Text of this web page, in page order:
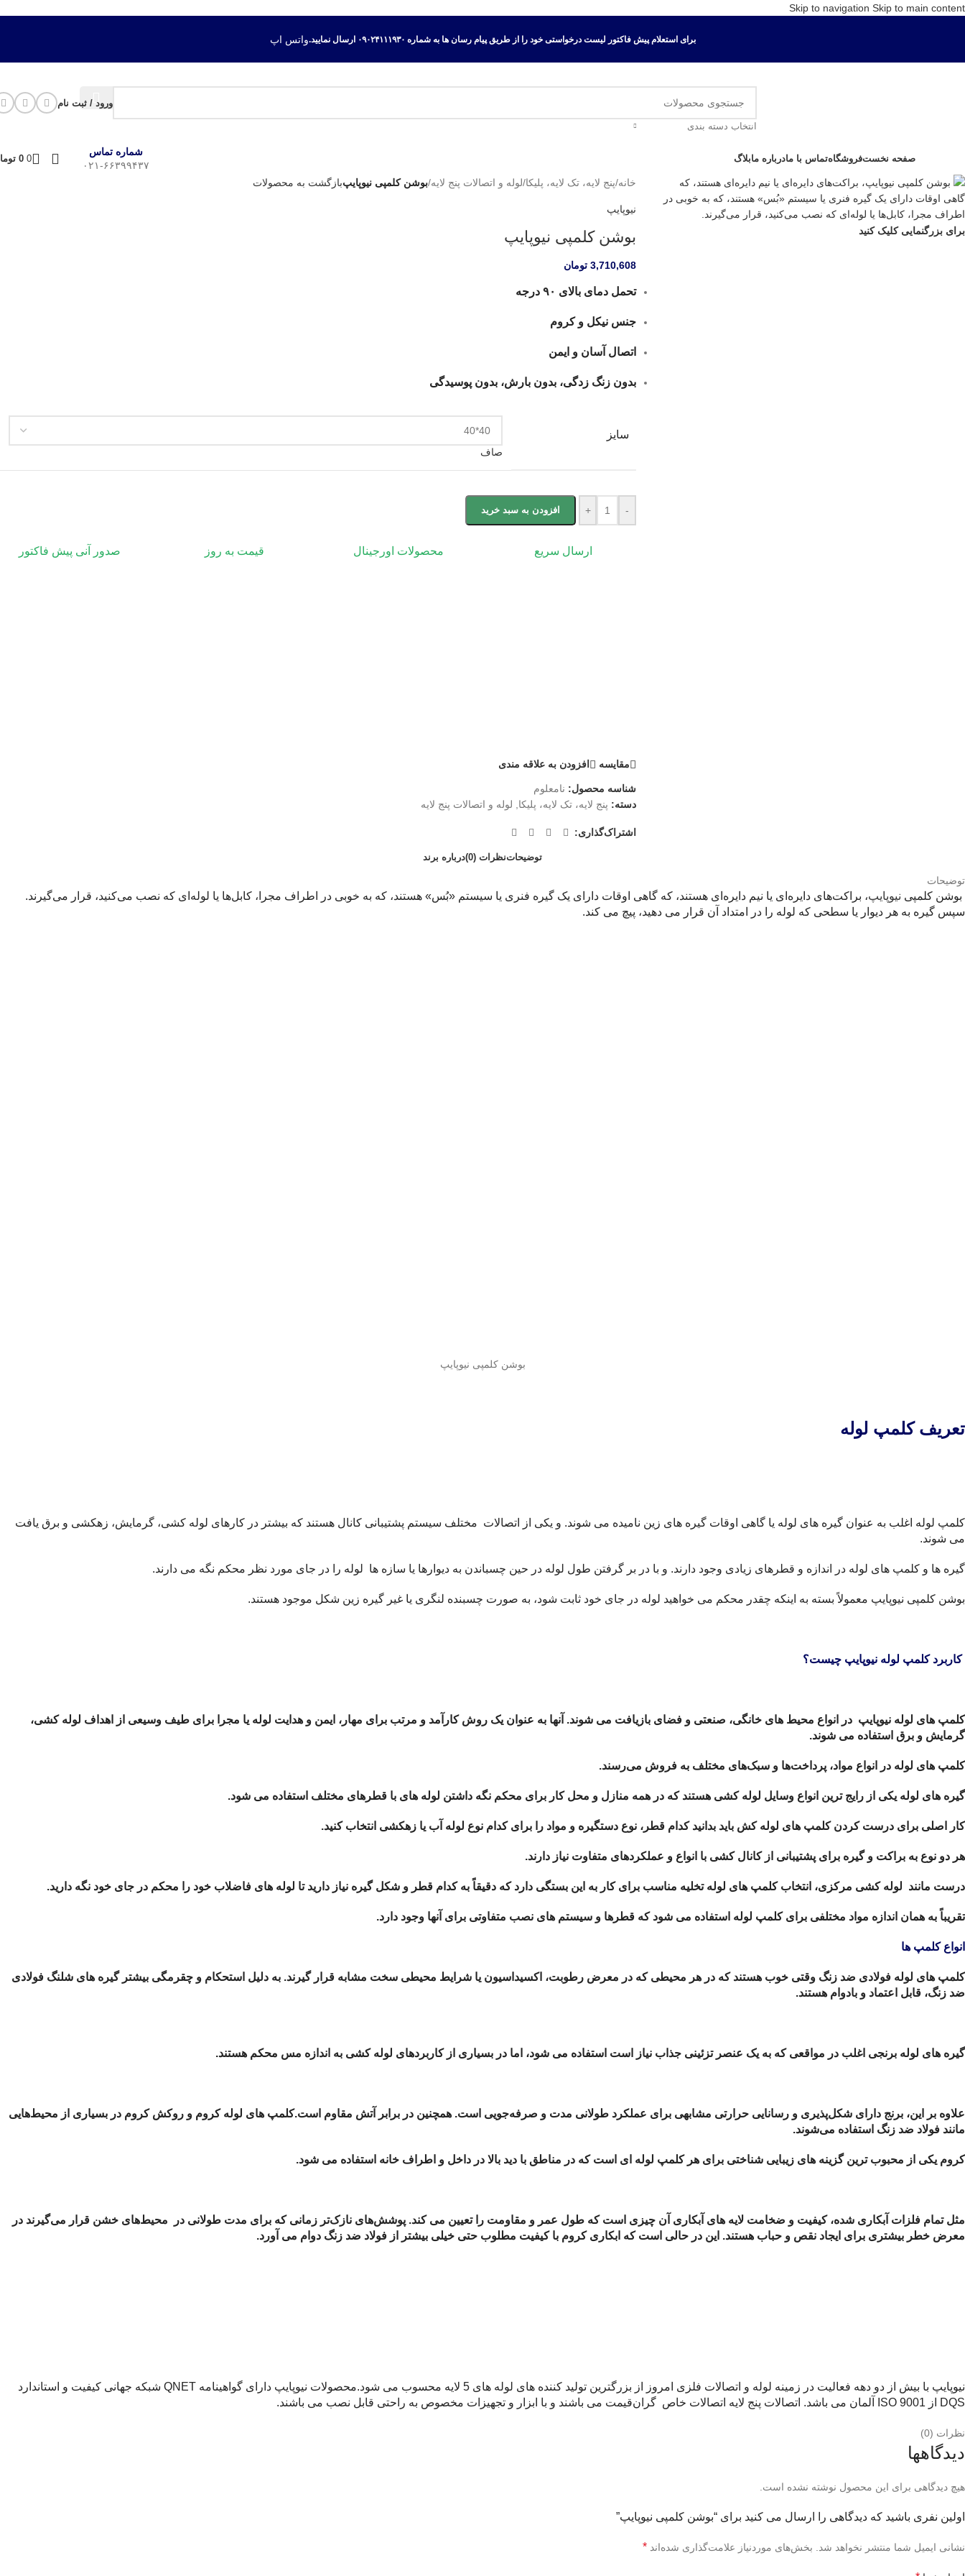
Skip to navigation Skip to main content
برای استعلام پیش فاکتور لیست درخواستی خود را از طریق پیام رسان ها به شماره ۰۹۰۲۴۱۱۱۹۳۰ ارسال نمایید. واتس اپ
انتخاب دسته بندی
ورود / ثبت نام
صفحه نخستفروشگاهتماس با مادرباره مابلاگ
شماره تماس
۰۲۱-۶۶۳۹۹۴۳۷
0
0
برای بزرگنمایی کلیک کنید
خانه/پنج لایه، تک لایه، پلیکا/لوله و اتصالات پنج لایه/بوشن کلمپی نیوپایپبازگشت به محصولات
نیوپایپ
بوشن کلمپی نیوپایپ
3,710,608 تومان
تحمل دمای بالای ۹۰ درجه
جنس نیکل و کروم
اتصال آسان و ایمن
بدون زنگ زدگی، بدون بارش، بدون پوسیدگی
سایز
صاف
-
+ افزودن به سبد خرید
صدور آنی پیش فاکتور قیمت به روز محصولات اورجینال ارسال سریع
مقايسه افزودن به علاقه مندی
شناسه محصول: نامعلوم
دسته: پنج لایه، تک لایه، پلیکا لوله و اتصالات پنج لایه
اشتراک‌گذاری:
توضیحاتنظرات (0) درباره برند
توضیحات
بوشن کلمپی نیوپایپ، براکت‌های دایره‌ای یا نیم‌ دایره‌ای هستند، که گاهی اوقات دارای یک گیره فنری یا سیستم «بُس» هستند، که به خوبی در اطراف مجرا، کابل‌ها یا لوله‌ای که نصب می‌کنید، قرار می‌گیرند.
سپس گیره به هر دیوار یا سطحی که لوله را در امتداد آن قرار می دهید، پیچ می کند.
بوشن کلمپی نیوپایپ
تعریف کلمپ لوله
کلمپ لوله اغلب به عنوان گیره های لوله یا گاهی اوقات گیره های زین نامیده می شوند. و یکی از اتصالات مختلف سیستم پشتیبانی کانال هستند که بیشتر در کارهای لوله کشی، گرمایش، زهکشی و برق یافت
می شوند.
گیره ها و کلمپ های لوله در اندازه و قطرهای زیادی وجود دارند. و با در بر گرفتن طول لوله در حین چسباندن به دیوارها یا سازه ها لوله را در جای مورد نظر محکم نگه می دارند.
بوشن کلمپی نیوپایپ معمولاً بسته به اینکه چقدر محکم می خواهید لوله در جای خود ثابت شود، به صورت چسبنده لنگری یا غیر گیره زین شکل موجود هستند.
کاربرد کلمپ لوله نیوپایپ چیست؟
کلمپ های لوله نیوپایپ در انواع محیط های خانگی، صنعتی و فضای بازیافت می شوند. آنها به عنوان یک روش کارآمد و مرتب برای مهار، ایمن و هدایت لوله یا مجرا برای طیف وسیعی از اهداف لوله کشی،
گرمایش و برق استفاده می شوند.
کلمپ های لوله در انواع مواد، پرداخت‌ها و سبک‌های مختلف به فروش می‌رسند.
گیره های لوله یکی از رایج ترین انواع وسایل لوله کشی هستند که در همه منازل و محل کار برای محکم نگه داشتن لوله های با قطرهای مختلف استفاده می شود.
کار اصلی برای درست کردن کلمپ های لوله کش باید بدانید کدام قطر، نوع دستگیره و مواد را برای کدام نوع لوله آب یا زهکشی انتخاب کنید.
هر دو نوع به براکت و گیره برای پشتیبانی از کانال کشی با انواع و عملکردهای متفاوت نیاز دارند.
درست مانند لوله کشی مرکزی، انتخاب کلمپ های لوله تخلیه مناسب برای کار به این بستگی دارد که دقیقاً به کدام قطر و شکل گیره نیاز دارید تا لوله های فاضلاب خود را محکم در جای خود نگه دارید.
تقریباً به همان اندازه مواد مختلفی برای کلمپ لوله استفاده می شود که قطرها و سیستم های نصب متفاوتی برای آنها وجود دارد.
انواع کلمپ ها
کلمپ های لوله فولادی ضد زنگ وقتی خوب هستند که در هر محیطی که در معرض رطوبت، اکسیداسیون یا شرایط محیطی سخت مشابه قرار گیرند. به دلیل استحکام و چقرمگی بیشتر گیره های شلنگ فولادی
ضد زنگ، قابل اعتماد و بادوام هستند.
گیره های لوله برنجی اغلب در مواقعی که به یک عنصر تزئینی جذاب نیاز است استفاده می شود، اما در بسیاری از کاربردهای لوله کشی به اندازه مس محکم هستند.
علاوه بر این، برنج دارای شکل‌پذیری و رسانایی حرارتی مشابهی برای عملکرد طولانی‌ مدت و صرفه‌جویی است. همچنین در برابر آتش مقاوم است.کلمپ های لوله کروم و روکش کروم در بسیاری از محیط‌هایی
مانند فولاد ضد زنگ استفاده می‌شوند.
کروم یکی از محبوب ترین گزینه های زیبایی شناختی برای هر کلمپ لوله ای است که در مناطق با دید بالا در داخل و اطراف خانه استفاده می شود.
مثل تمام فلزات آبکاری شده، کیفیت و ضخامت لایه های آبکاری آن چیزی است که طول عمر و مقاومت را تعیین می کند. پوشش‌های نازک‌تر زمانی که برای مدت طولانی در محیط‌های خشن قرار می‌گیرند در
معرض خطر بیشتری برای ایجاد نقص و حباب هستند. این در حالی است که ابکاری کروم با کیفیت مطلوب حتی خیلی بیشتر از فولاد ضد زنگ دوام می آورد.
نیوپایپ با بیش از دو دهه فعالیت در زمینه لوله و اتصالات فلزی امروز از بزرگترین تولید کننده های لوله های 5 لایه محسوب می شود.محصولات نیوپایپ دارای گواهینامه QNET شبکه جهانی کیفیت و استاندارد
DQS از ISO 9001 آلمان می باشد. اتصالات پنج لایه اتصالات خاص گران‌قیمت می باشند و با ابزار و تجهیزات مخصوص به راحتی قابل نصب می باشند.
نظرات (0)
دیدگاهها
هیچ دیدگاهی برای این محصول نوشته نشده است.
اولین نفری باشید که دیدگاهی را ارسال می کنید برای “بوشن کلمپی نیوپایپ”
نشانی ایمیل شما منتشر نخواهد شد. بخش‌های موردنیاز علامت‌گذاری شده‌اند *